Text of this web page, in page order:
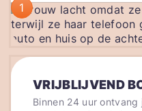
1
VRIJBLIJVEND
Binnen 24 uur ontvang